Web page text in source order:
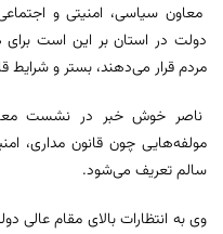
معاون سیاسی، امنیتی و
دولت در استان بر این است
مردم قرار می‌دهند، بستر و شرایط
ناصر خوش خبر در نشست معارفه
مولفه‌هایی چون قانون مداری،
سالم تعریف می‌شود.
وی به انتظارات بالای مقام عالی